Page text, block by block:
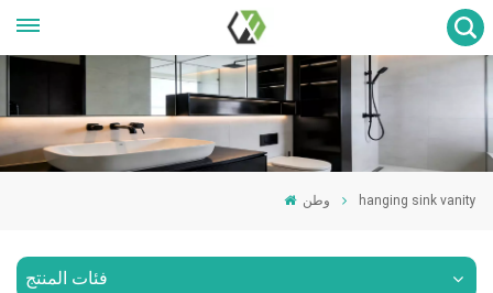
وطن hanging sink vanity
فئات المنتج